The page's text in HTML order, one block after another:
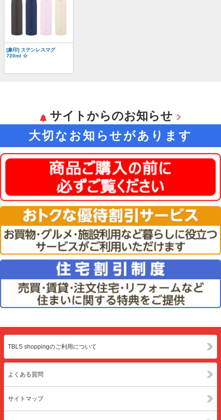
[象印] ステンレスマグ
720ml ☆
サイトからのお知らせ
大切なお知らせがあります
TBLS shoppingのご利用について
よくある質問
サイトマップ